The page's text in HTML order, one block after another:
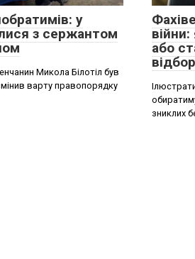
у
з сержантом
Микола Білотіл був
варту правопорядку
або
зниклих